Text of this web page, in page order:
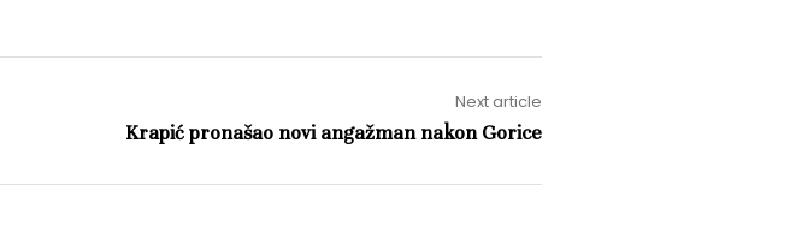
Next article
Krapić pronašao novi angažman nakon Gorice